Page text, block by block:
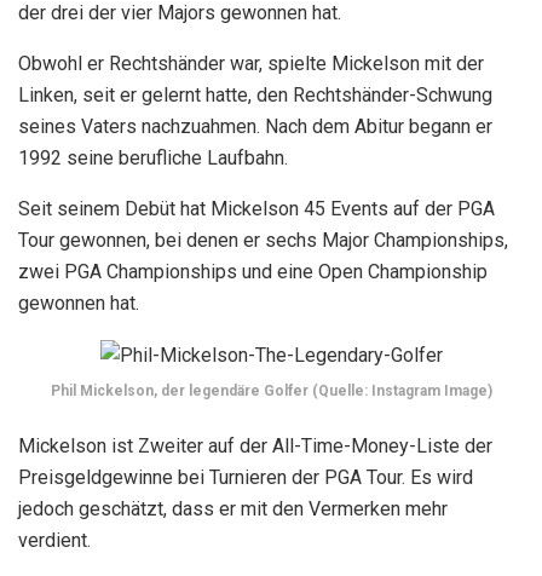
der drei der vier Majors gewonnen hat.
Obwohl er Rechtshänder war, spielte Mickelson mit der
Linken, seit er gelernt hatte, den Rechtshänder-Schwung
seines Vaters nachzuahmen. Nach dem Abitur begann er
1992 seine berufliche Laufbahn.
Seit seinem Debüt hat Mickelson 45 Events auf der PGA
Tour gewonnen, bei denen er sechs Major Championships,
zwei PGA Championships und eine Open Championship
gewonnen hat.
Phil Mickelson, der legendäre Golfer (Quelle: Instagram Image)
Mickelson ist Zweiter auf der All-Time-Money-Liste der
Preisgeldgewinne bei Turnieren der PGA Tour. Es wird
jedoch geschätzt, dass er mit den Vermerken mehr
verdient.